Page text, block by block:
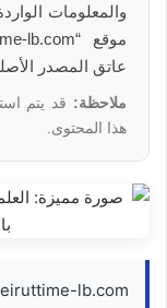
والمعلومات
عاتق المصدر
ملاحظة: قد يتم
هذا المحتوى.